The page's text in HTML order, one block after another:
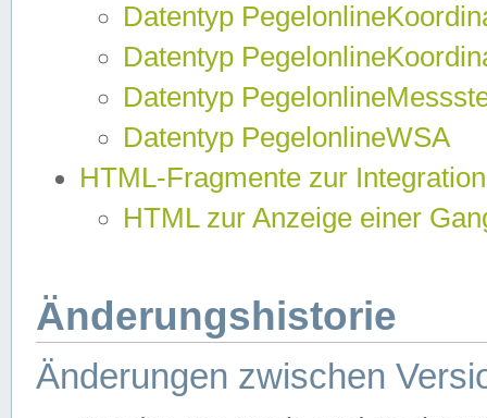
Datentyp
Datentyp
Datentyp
Datentyp PegelonlineWSA
HTML-Fragmente zur
HTML zur Anzeige einer
Änderungshistorie
Änderungen zwischen